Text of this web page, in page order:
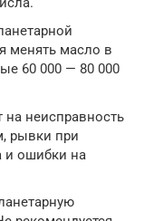
менять масло в
60 000 — 80 000
неисправность
рывки при
и ошибки на